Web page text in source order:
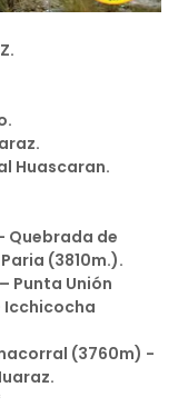
Huascaran.
Quebrada de
(3810m.).
Punta Unión
(3760m) -